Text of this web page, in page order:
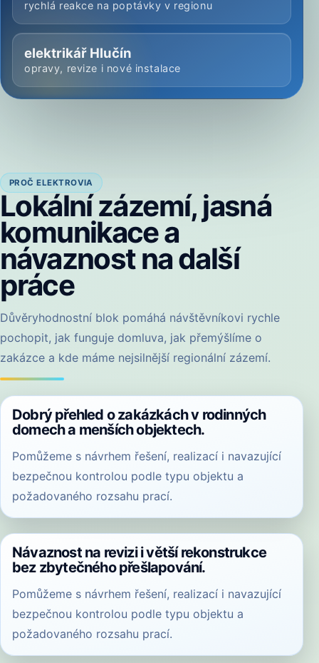
rychlá reakce na poptávky v regionu
elektrikář Hlučín
opravy, revize i nové instalace
PROČ ELEKTROVIA
Lokální zázemí, jasná
komunikace a
návaznost na další
práce
Důvěryhodnostní blok pomáhá návštěvníkovi rychle
pochopit, jak funguje domluva, jak přemýšlíme o
zakázce a kde máme nejsilnější regionální zázemí.
Dobrý přehled o zakázkách v rodinných
domech a menších objektech.
Pomůžeme s návrhem řešení, realizací i navazující
bezpečnou kontrolou podle typu objektu a
požadovaného rozsahu prací.
Návaznost na revizi i větší rekonstrukce
bez zbytečného přešlapování.
Pomůžeme s návrhem řešení, realizací i navazující
bezpečnou kontrolou podle typu objektu a
požadovaného rozsahu prací.